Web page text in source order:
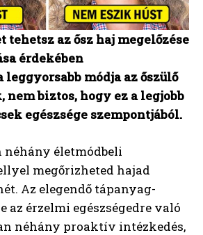
tehetsz az ősz haj megelőzése
érdekében
leggyorsabb módja az őszülő
nem biztos, hogy ez a legjobb
egészsége szempontjából.
néhány életmódbeli
megőrizheted hajad
Az elegendő tápanyag-
az érzelmi egészségedre való
néhány proaktív intézkedés,